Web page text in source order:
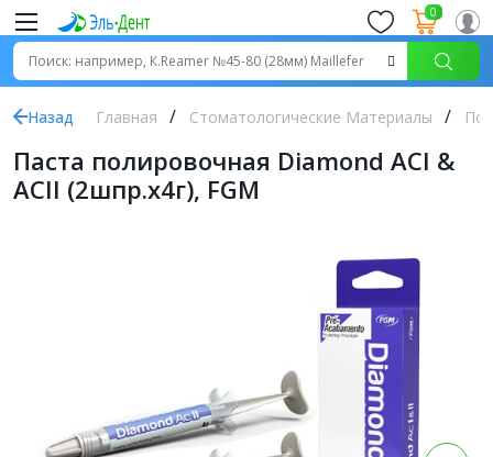
0
Назад Главная Стоматологические Материалы
Паста полировочная Diamond ACI &
ACII (2шпр.х4г), FGM